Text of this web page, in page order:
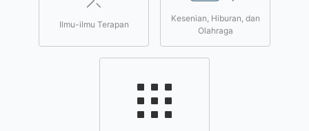
Ilmu-ilmu Terapan
Kesenian, Hiburan, dan
Olahraga